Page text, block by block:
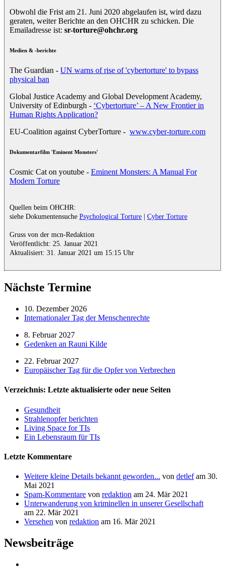
Obwohl die Frist am 21. Juni 2020 abgelaufen ist, wird dazu
geraten, weiter Berichte an den OHCHR zu schicken. Die
Emailadresse ist: sr-torture@ohchr.org
Medien & -berichte
The Guardian - UN warns of rise of 'cybertorture' to bypass
physical ban
Global Justice Academy and Global Development Academy,
University of Edinburgh - ‘Cybertorture’ – A New Frontier in
Human Rights Application?
EU-Coalition against CyberTorture - www.cyber-torture.com
Dokumentarfilm 'Eminent Monsters'
Cosmic Cat on youtube - Eminent Monsters: A Manual For
Modern Torture
Quellen beim OHCHR:
siehe Dokumentensuche Psychological Torture Cyber Torture
Gruss von der mcn-Redaktion
Veröffentlicht: 25. Januar 2021
Aktualisiert: 31. Januar 2021 um 15:15 Uhr
Nächste Termine
10. Dezember 2026
Internationaler Tag der Menschenrechte
8. Februar 2027
Gedenken an Rauni Kilde
22. Februar 2027
Europäischer Tag für die Opfer von Verbrechen
Verzeichnis: Letzte aktualisierte oder neue Seiten
Gesundheit
Strahlenopfer berichten
Living Space for TIs
Ein Lebensraum für TIs
Letzte Kommentare
Weitere kleine Details bekannt geworden... von detlefam 30.
Mai 2021
Spam-Kommentare von redaktion am 24. Mär 2021
Unterwanderung von kriminellen in unserer Gesellschaft
am 22. Mär 2021
Versehen von redaktion am 16. Mär 2021
Newsbeiträge